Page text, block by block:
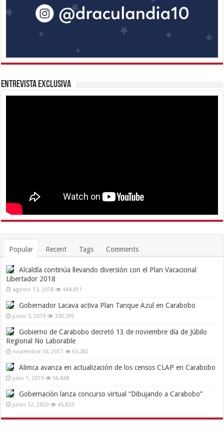
Entrevista Exclusiva
Popular Recent Tags Comments
Alcaldía continúa llevando diversión con el Plan Vacacional
Libertador 2018
agosto 13, 2018 444,811
Gobernador Lacava activa Plan Tanque Azul en Carabobo
junio 3, 2019 330,395
Gobierno de Carabobo decretó 13 de noviembre día de Júbilo
Regional No Laborable
noviembre 10, 2017 63,382
Alimca avanza en actualización de los censos CLAP en Carabobo
julio 1, 2019 56,848
Gobernación lanza concurso virtual “Dibujando a Carabobo”
junio 12, 2020 45,833